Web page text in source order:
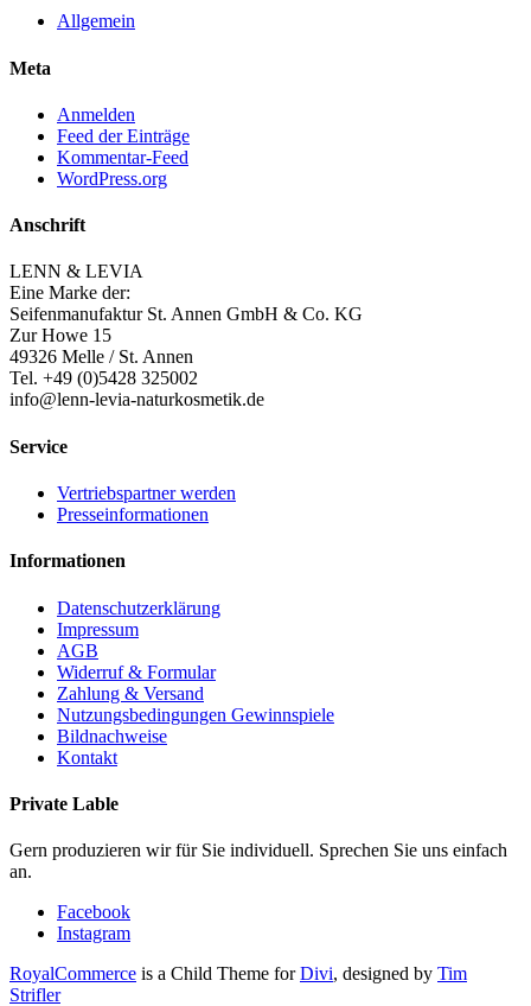
Allgemein
Meta
Anmelden
Feed der Einträge
Kommentar-Feed
WordPress.org
Anschrift
LENN & LEVIA
Eine Marke der:
Seifenmanufaktur St. Annen GmbH & Co. KG
Zur Howe 15
49326 Melle / St. Annen
Tel. +49 (0)5428 325002
info@lenn-levia-naturkosmetik.de
Service
Vertriebspartner werden
Presseinformationen
Informationen
Datenschutzerklärung
Impressum
AGB
Widerruf & Formular
Zahlung & Versand
Nutzungsbedingungen Gewinnspiele
Bildnachweise
Kontakt
Private Lable
Gern produzieren wir für Sie individuell. Sprechen Sie uns einfach
an.
Facebook
Instagram
RoyalCommerce is a Child Theme forDivi, designed by Tim
Strifler